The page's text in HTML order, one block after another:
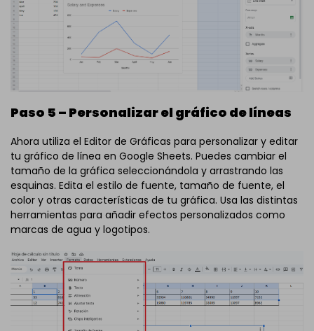
Paso 5 – Personalizar el gráfico de líneas
Ahora utiliza el Editor de Gráficas para personalizar y editar
tu gráfico de línea en Google Sheets. Puedes cambiar el
tamaño de la gráfica seleccionándola y arrastrando las
esquinas. Edita el estilo de fuente, tamaño de fuente, el
color y otras características de tu gráfica. Usa las distintas
herramientas para añadir efectos personalizados como
marcas de agua y logotipos.